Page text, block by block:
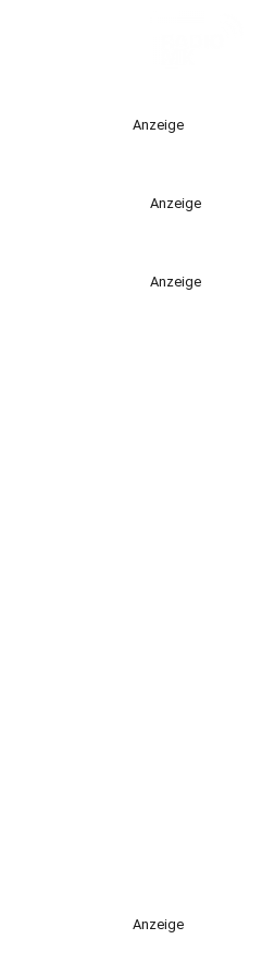
Anzeige
Anzeige
Anzeige
Anzeige